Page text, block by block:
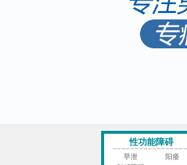
性功能障碍
早泄
阳痿